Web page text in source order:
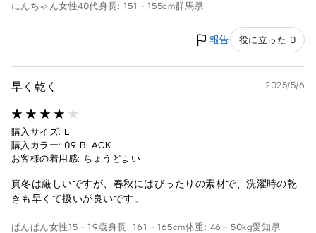
にんちゃん女性40代身長: 151 - 155cm群馬県
報告 役に立った 0
早く乾く 2025/5/6
購入サイズ: L
購入カラー: 09 BLACK
お客様の着用感: ちょうどよい
真冬は厳しいですが、春秋にはぴったりの素材で、洗濯時の乾
きも早くて扱いが良いです。
ぱんぱん女性 15 - 19歳身長: 161 - 165cm体重: 46 - 50kg愛知県